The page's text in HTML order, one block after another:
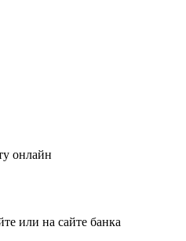
онлайн
или на сайте банка